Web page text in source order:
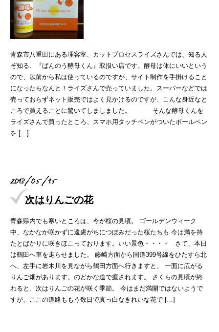
青森市八重田にある理容室、カットプロセスライズさんでは、知る人
ぞ知る、『ばんのう酵母くん』取扱い店です。酵母は体にいいという
ので、以前から私は使っているのですが、サイト制作を手掛けること
になったらなんと！ライズさんで売っていました。スーパーなどでは
売っておらずネット販売ではよく見かけるのですが、こんな身近なと
ころで買えることに驚いてしましました。 そんな酵母くんを
ライズさんで買ったところ、スマホ用タッチペンがついたボールペン
を […]
2013/05/15
次はりんごの花
青森県内でも寒いところは、今が桜の見頃。 ゴールデンウィーク
中、なかなか咲かずに遠慮がちにつぼみだった桜たちも 今は満を持
たとばかりに咲きほこっております。いい景色・・・・ さて、本日
は鶴田へ車を走らせました。 藤崎方面から国道399号線をひたすら北
へ、左手に岩木川を見ながら鶴田方面へ行きますと、 一面に広がる
りんご畑があります。のどかな道で癒されます。 さくらの見頃が終
わると、次はりんごの花が咲く季節。 今はまだ満開ではないようで
すが、ここの道路ももう数日で真っ白なきれいな花で […]